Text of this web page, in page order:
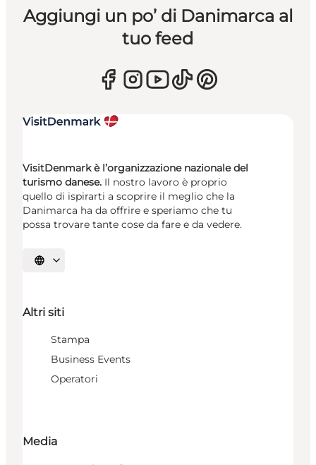
Aggiungi un po’ di Danimarca al
tuo feed
VisitDenmark è l’organizzazione nazionale del
turismo danese. Il nostro lavoro è proprio
quello di ispirarti a scoprire il meglio che la
Danimarca ha da offrire e speriamo che tu
possa trovare tante cose da fare e da vedere.
Seleziona la lingua
Altri siti
Stampa
Business Events
Operatori
Media